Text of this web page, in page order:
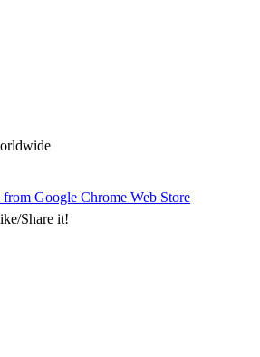
Google Chrome Web Store
Share it!